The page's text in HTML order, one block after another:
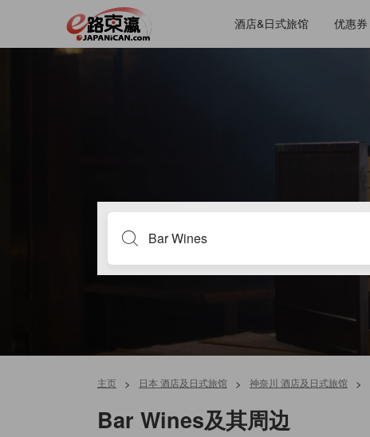
酒店&日式旅馆 优惠券
主页 > 日本 酒店及日式旅馆 > 神奈川 酒店及日式旅馆 >
Bar Wines及其周边